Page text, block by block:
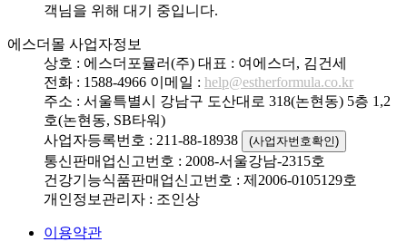
객님을 위해 대기 중입니다.
에스더몰 사업자정보
상호 : 에스더포뮬러(주) 대표 : 여에스더, 김건세
전화 : 1588-4966 이메일 : help@estherformula.co.kr
주소 : 서울특별시 강남구 도산대로 318(논현동) 5층 1,2
호(논현동, SB타워)
사업자등록번호 : 211-88-18938
(사업자번호확인)
통신판매업신고번호 : 2008-서울강남-2315호
건강기능식품판매업신고번호 : 제2006-0105129호
개인정보관리자 : 조인상
이용약관